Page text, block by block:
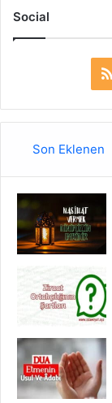
Social
Son Eklenen